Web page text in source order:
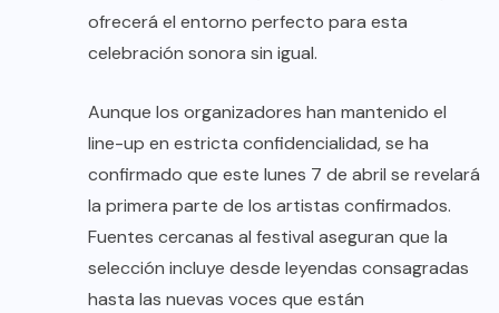
ofrecerá el entorno perfecto para esta
celebración sonora sin igual.
Aunque los organizadores han mantenido el
line-up en estricta confidencialidad, se ha
confirmado que este lunes 7 de abril se revelará
la primera parte de los artistas confirmados.
Fuentes cercanas al festival aseguran que la
selección incluye desde leyendas consagradas
hasta las nuevas voces que están